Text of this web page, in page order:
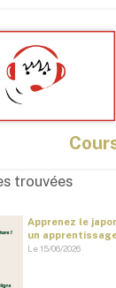
trouvées
Apprenez le
un
Le 15/06/2026